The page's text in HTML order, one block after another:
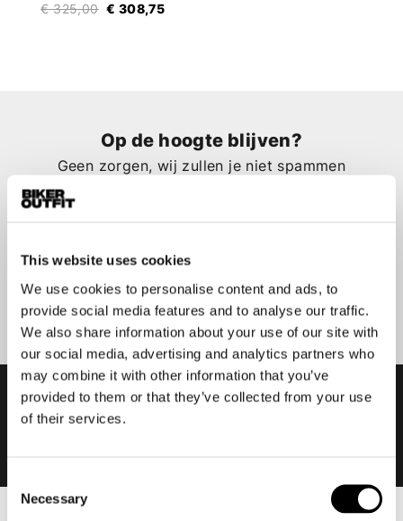
This website uses cookies
We use cookies to personalise content and ads, to
provide social media features and to analyse our traffic.
We also share information about your use of our site with
our social media, advertising and analytics partners who
may combine it with other information that you’ve
provided to them or that they’ve collected from your use
of their services.
Selection
Necessary
€ 325,00 € 308,75
Op de hoogte blijven?
Geen zorgen, wij zullen je niet spammen
Aanmelden